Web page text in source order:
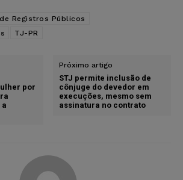
Registros Públicos
TJ-PR
por
Próximo artigo
STJ permite inclusão de
cônjuge do devedor em
execuções, mesmo sem
assinatura no contrato